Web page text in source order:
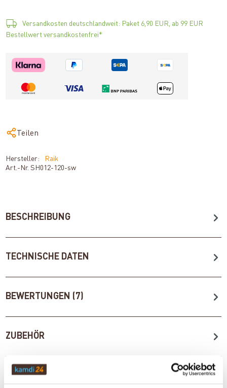
Versandkosten deutschlandweit: Paket 6,90 EUR, ab 99 EUR
Bestellwert versandkostenfrei*
Teilen
Hersteller:
Raik
Art.-Nr.SH012-120-sw
BESCHREIBUNG
TECHNISCHE DATEN
BEWERTUNGEN (7)
ZUBEHÖR
WICHTIGE INFOS